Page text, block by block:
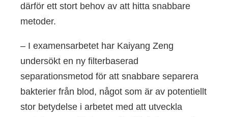
därför ett stort behov av att hitta snabbare
metoder.
– I examensarbetet har Kaiyang Zeng
undersökt en ny filterbaserad
separationsmetod för att snabbare separera
bakterier från blod, något som är av potentiellt
stor betydelse i arbetet med att utveckla